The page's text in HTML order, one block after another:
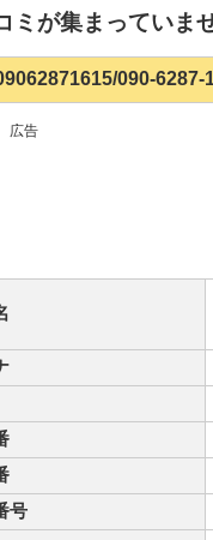
ミが集まっていま
090-6287-
広告
号